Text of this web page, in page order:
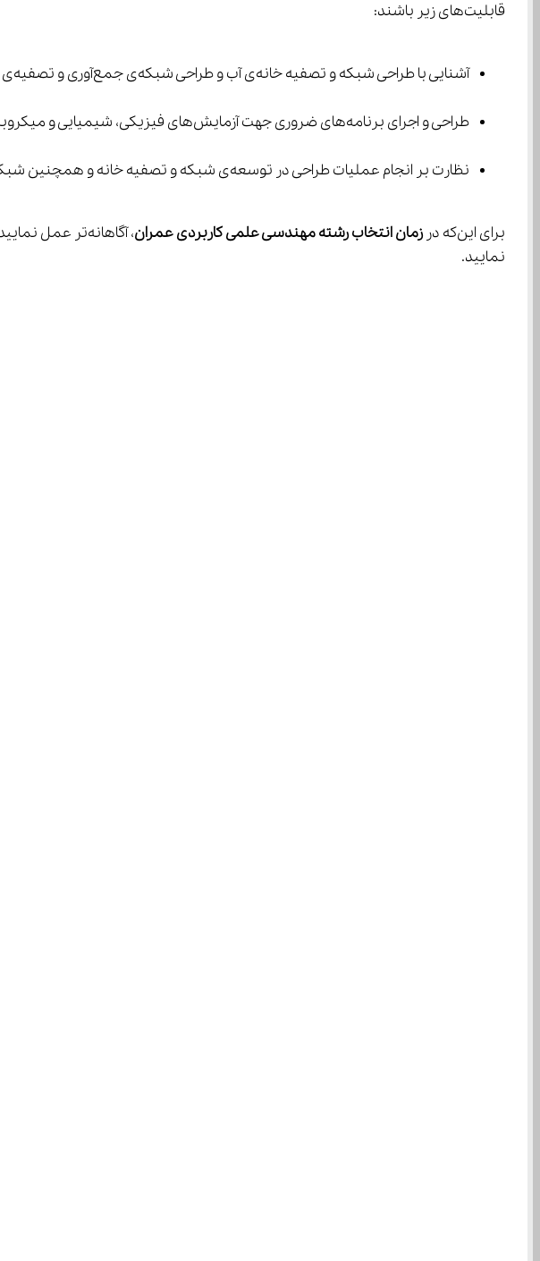
قابلیت‌های زیر باشند:
آشنایی با طراحی شبکه و تصفیه خانه‌ی آب و طراحی شبکه‌ی جمع‌آوری و تصفیه‌ی فاضلاب
طراحی و اجرای برنامه‌های ضروری جهت آزمایش‌های فیزیکی، شیمیایی و میکروبیولوژی آب و فاضلاب
نظارت بر انجام عملیات طراحی در توسعه‌ی شبکه و تصفیه خانه و همچنین شبکه‌ی جمع‌آوری آب‌های سطحی و فاضلاب
برای این‌که در زمان انتخاب رشته مهندسی علمی کاربردی عمران
نمایید.